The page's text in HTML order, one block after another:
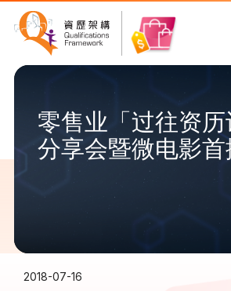
零售业「过往资历
分享会暨微电影
2018-07-16